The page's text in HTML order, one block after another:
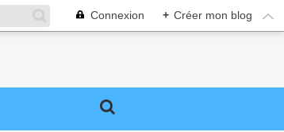
Connexion + Créer mon blog